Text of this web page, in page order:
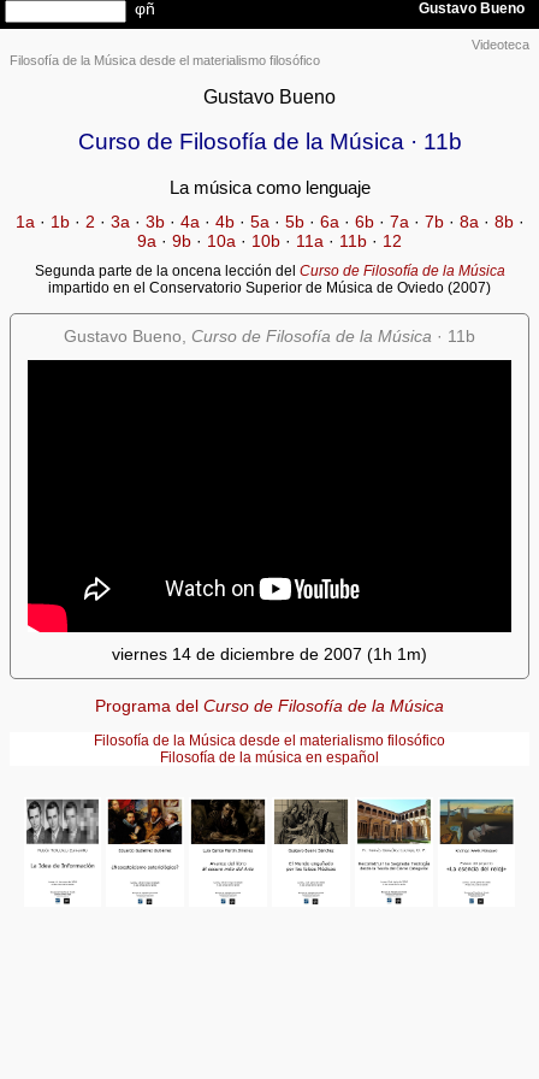
Videoteca
Filosofía de la Música desde el materialismo filosófico
Gustavo Bueno
Curso de Filosofía de la Música · 11b
La música como lenguaje
1a · 1b· 2 · 3a · 3b· 4a · 4b· 5a · 5b· 6a · 6b· 7a · 7b· 8a · 8b·
9a · 9b · 10a · 10b · 11a · 11b · 12
Segunda parte de la oncena lección del Curso de Filosofía de la Música
impartido en el Conservatorio Superior de Música de Oviedo (2007)
Gustavo Bueno, Curso de Filosofía de la Música · 11b
viernes 14 de diciembre de 2007 (1h 1m)
Programa del Curso de Filosofía de la Música
Filosofía de la Música desde el materialismo filosófico
Filosofía de la música en español